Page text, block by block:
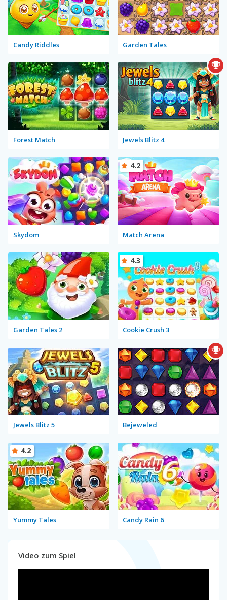
Candy Riddles Garden Tales
Forest Match Jewels Blitz 4
Skydom Match Arena
4.2
Garden Tales 2 Cookie Crush 3
4.3
Jewels Blitz 5 Bejeweled
Yummy Tales
4.2
Candy Rain 6
Video zum Spiel